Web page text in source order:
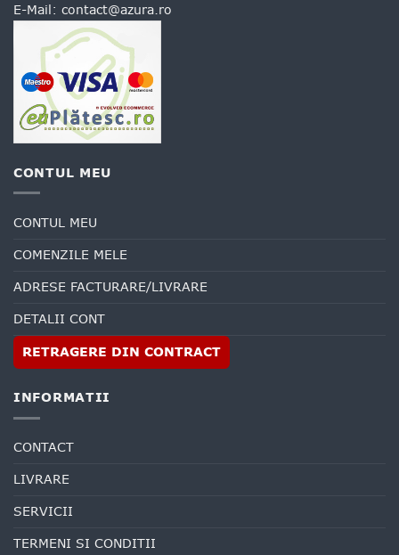
E-Mail: contact@azura.ro
CONTUL MEU
CONTUL MEU
COMENZILE MELE
ADRESE FACTURARE/LIVRARE
DETALII CONT
RETRAGERE DIN CONTRACT
INFORMATII
CONTACT
LIVRARE
SERVICII
TERMENI SI CONDITII